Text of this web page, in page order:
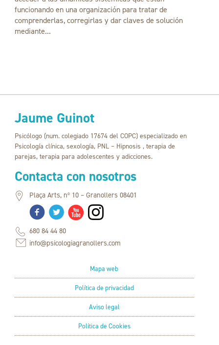
funcionando en una organización para tratar de
comprenderlas, corregirlas y dar claves de solución
mediante...
Jaume Guinot
Psicólogo (num. colegiado 17674 del COPC) especializado en
Psicología clínica, sexología, PNL – Hipnosis , terapia de
parejas, terapia para adolescentes y adicciones.
Contacta con nosotros
Plaça Arts, nº 10 – Granollers 08401
680 84 44 80
info@psicologiagranollers.com
Mapa web
Política de privacidad
Aviso legal
Política de Cookies